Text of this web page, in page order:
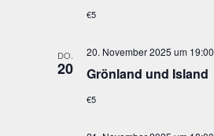
€5
DO.
20 Grön­land und Island
20. November 2025 um 19:00
€5